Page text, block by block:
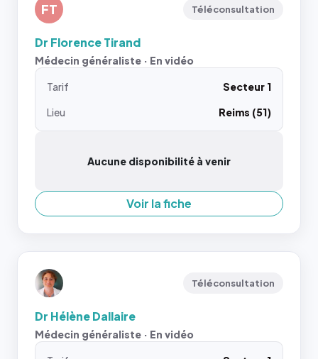
FT Téléconsultation
Dr Florence Tirand
Médecin généraliste · En vidéo
Tarif
Secteur 1
Lieu
Reims (51)
Aucune disponibilité à venir
Voir la fiche
Téléconsultation
Dr Hélène Dallaire
Médecin généraliste · En vidéo